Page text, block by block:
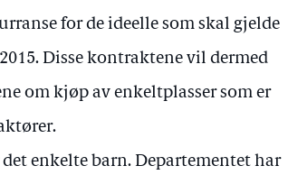
for de ideelle som skal gjelde
Disse kontraktene vil dermed
om kjøp av enkeltplasser som er
enkelte barn. Departementet har